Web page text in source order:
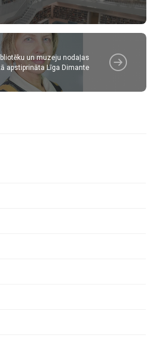
un muzeju nodaļas
apstiprināta Līga Dimante